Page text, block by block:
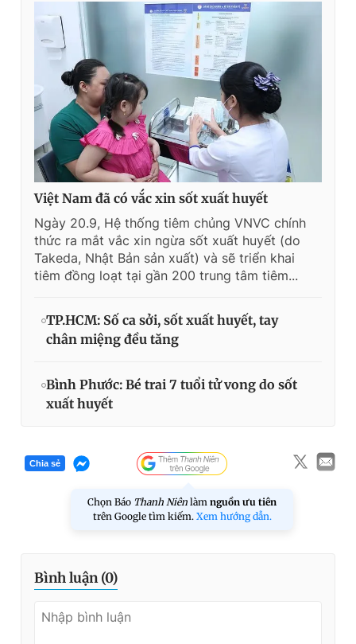
Việt Nam đã có vắc xin sốt xuất huyết
Ngày 20.9, Hệ thống tiêm chủng VNVC chính
thức ra mắt vắc xin ngừa sốt xuất huyết (do
Takeda, Nhật Bản sản xuất) và sẽ triển khai
tiêm đồng loạt tại gần 200 trung tâm tiêm...
TP.HCM: Số ca sởi, sốt xuất huyết, tay
chân miệng đều tăng
Bình Phước: Bé trai 7 tuổi tử vong do sốt
xuất huyết
Chia sẻ
Chọn Báo Thanh Niên làm nguồn ưu tiên
trên Google tìm kiếm. Xem hướng dẫn.
Bình luận (0)